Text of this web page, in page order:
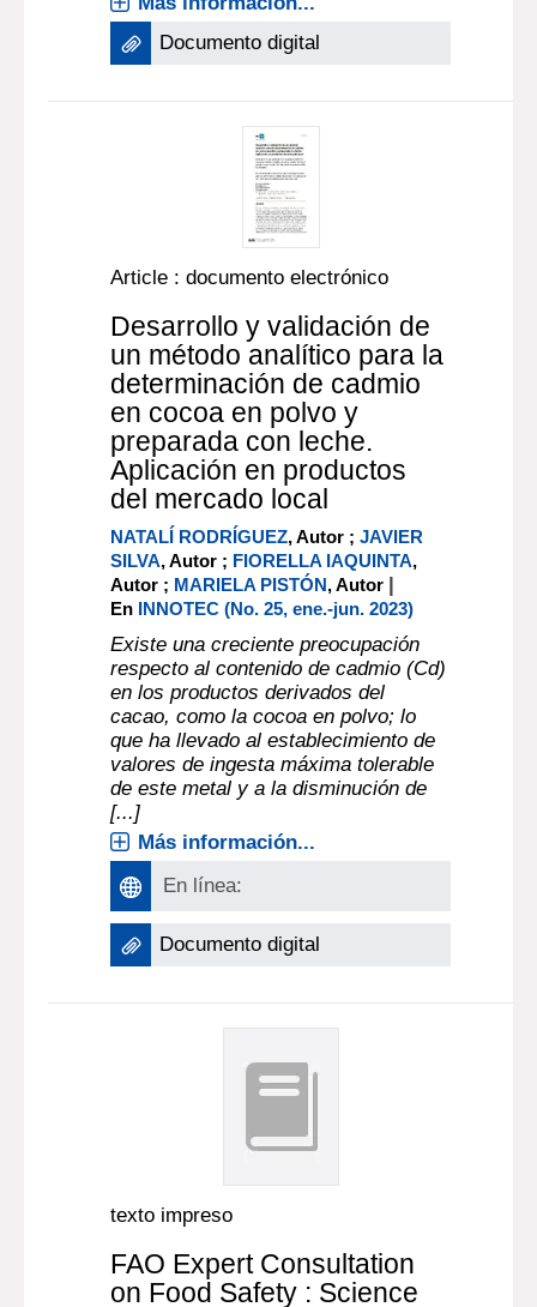
Documento digital
Article : documento electrónico
Desarrollo y validación de
un método analítico para la
determinación de cadmio
en cocoa en polvo y
preparada con leche.
Aplicación en productos
del mercado local
NATALÍ RODRÍGUEZ, Autor ;JAVIER
SILVA, Autor ; FIORELLA IAQUINTA,
Autor ; MARIELA PISTÓN, Autor |
En INNOTEC (No. 25, ene.-jun. 2023)
Existe una creciente preocupación
respecto al contenido de cadmio (Cd)
en los productos derivados del
cacao, como la cocoa en polvo; lo
que ha llevado al establecimiento de
valores de ingesta máxima tolerable
de este metal y a la disminución de
[...]
Más información...
En línea:
Documento digital
texto impreso
FAO Expert Consultation
on Food Safety : Science